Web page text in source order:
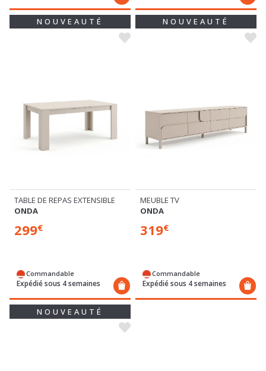
NOUVEAUTÉ
TABLE DE REPAS EXTENSIBLE
ONDA
299€
Commandable
Expédié sous 4 semaines
NOUVEAUTÉ
MEUBLE TV
ONDA
319€
Commandable
Expédié sous 4 semaines
NOUVEAUTÉ